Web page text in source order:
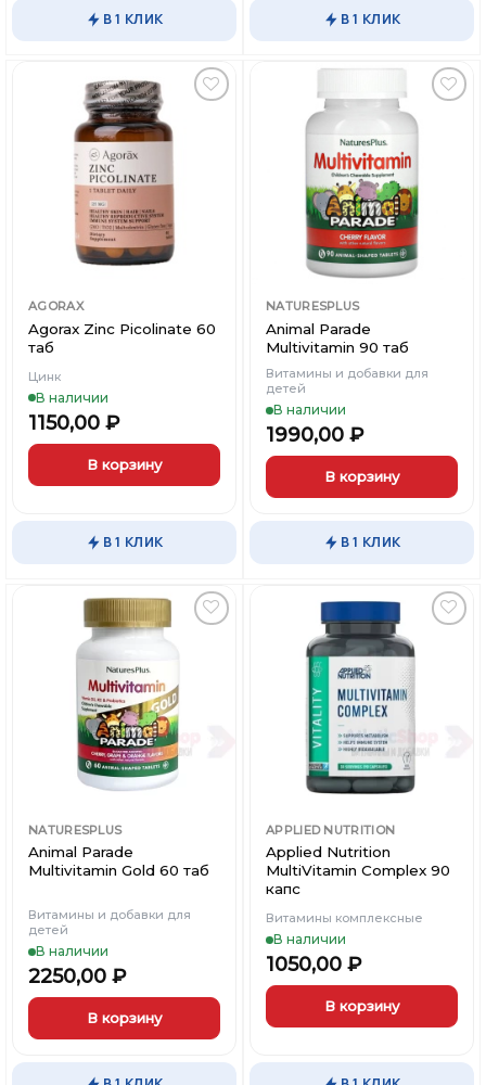
В 1 КЛИК В 1 КЛИК
Добавить
AGORAX
Agorax Zinc Picolinate 60
таб
Цинк
В наличии
1150,00 ₽
В корзину
В 1 КЛИК
Вишлист
NATURESPLUS
Animal Parade
Multivitamin 90 таб
Витамины и добавки для
детей
В наличии
1990,00 ₽
В корзину
вариаций.
можно
выбрать
странице
товара.
В 1 КЛИК
Вишлист
NATURESPLUS
Animal Parade
Multivitamin Gold 60 таб
Витамины и добавки для
детей
В наличии
2250,00 ₽
В корзину
Добавить
Вишлист
APPLIED NUTRITION
Applied Nutrition
MultiVitamin Complex 90
капс
Витамины комплексные
В наличии
1050,00 ₽
В корзину